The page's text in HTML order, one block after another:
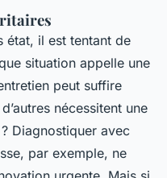
état, il est tentant de
situation appelle une
peut suffire
nécessitent une
Diagnostiquer avec
par exemple, ne